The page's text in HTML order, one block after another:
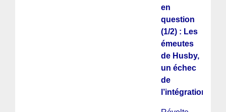
en
question
(1/2) : Les
émeutes
de Husby,
un échec
de
l’intégration